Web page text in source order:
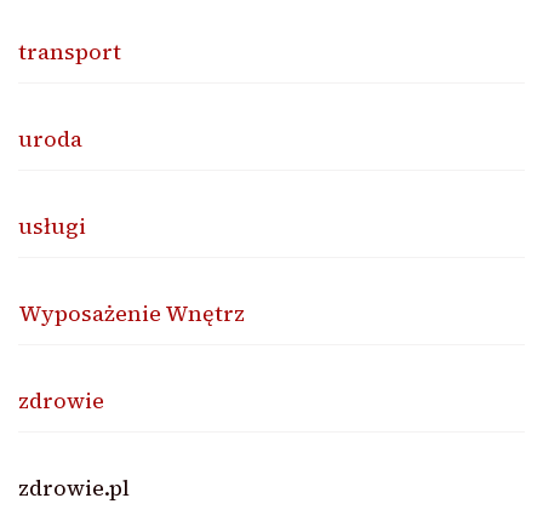
transport
uroda
usługi
Wyposażenie Wnętrz
zdrowie
zdrowie.pl